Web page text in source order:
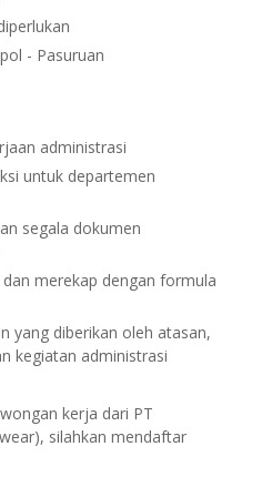
- Pasuruan
administrasi
untuk departemen
segala dokumen
merekap dengan formula
yang diberikan oleh atasan,
kegiatan administrasi
kerja dari PT
silahkan mendaftar